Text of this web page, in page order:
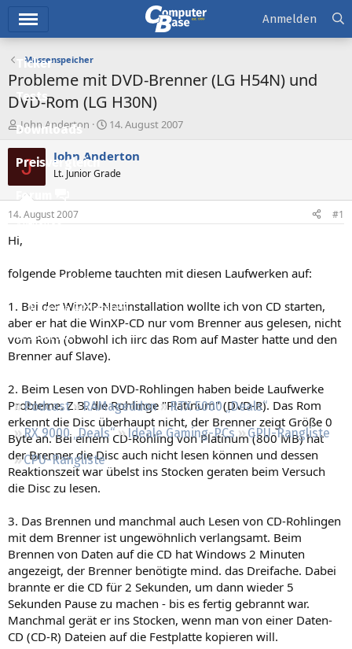
Ticker
Tests
Downloads
Preisvergleich
Forum
Aktuelles
Neue Beiträge
Neueste Aktivitäten
Leserartikel
Regeln
Podcast RAMageddon
RTX 5000 „Deals“
RX 9000 „Deals“
Ideale Gaming-PCs
GPU-Rangliste
CPU-Rangliste
Anmelden
Massenspeicher
Probleme mit DVD-Brenner (LG H54N) und
DVD-Rom (LG H30N)
E
r
s
t
e
John Anderton
E
s
e
t
14. August 2007
J John Anderton
Lt. Junior Grade
14. August 2007 #1
Hi,
folgende Probleme tauchten mit diesen Laufwerken auf:
1. Bei der WinXP-Neuinstallation wollte ich von CD starten,
aber er hat die WinXP-CD nur vom Brenner aus gelesen, nicht
vom Rom (obwohl ich iirc das Rom auf Master hatte und den
Brenner auf Slave).
2. Beim Lesen von DVD-Rohlingen haben beide Laufwerke
Probleme. Z.B. die Rohlinge "Platinum" (DVD-R). Das Rom
erkennt die Disc überhaupt nicht, der Brenner zeigt Größe 0
Byte an. Bei einem CD-Rohling von Platinum (800 MB) hat
der Brenner die Disc auch nicht lesen können und dessen
Reaktionszeit war übelst ins Stocken geraten beim Versuch
die Disc zu lesen.
3. Das Brennen und manchmal auch Lesen von CD-Rohlingen
mit dem Brenner ist ungewöhnlich verlangsamt. Beim
Brennen von Daten auf die CD hat Windows 2 Minuten
angezeigt, der Brenner benötigte mind. das Dreifache. Dabei
brannte er die CD für 2 Sekunden, um dann wieder 5
Sekunden Pause zu machen - bis es fertig gebrannt war.
Manchmal gerät er ins Stocken, wenn man von einer Daten-
CD (CD-R) Dateien auf die Festplatte kopieren will.